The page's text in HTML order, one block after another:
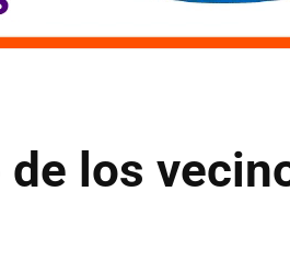
los